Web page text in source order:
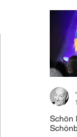
Schön